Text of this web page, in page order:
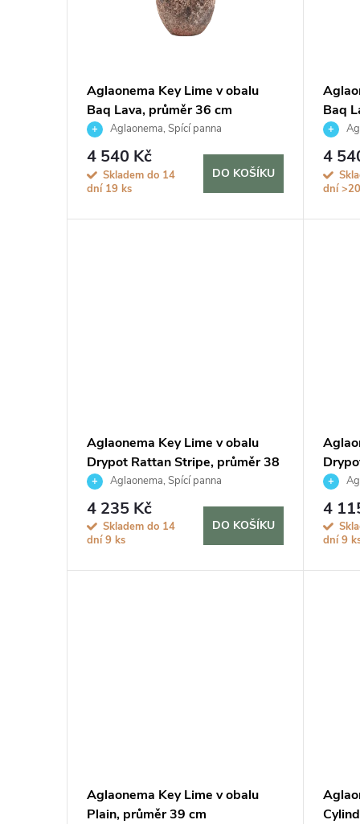
d
Aglaonema Key Lime v obalu
Baq Lava, průměr 36 cm
Aglaonema, Spící panna
4 540 Kč
Skladem do 14
dní 19 ks
DO KOŠÍKU
Baq
4
dní
Aglaonema Key Lime v obalu
Drypot Rattan Stripe, průměr 38
cm Aglaonema, Spící panna
4 235 Kč
Skladem do 14
dní 9 ks
DO KOŠÍKU
cm
4
dní9
Aglaonema Key Lime v obalu
Plain, průměr 39 cm